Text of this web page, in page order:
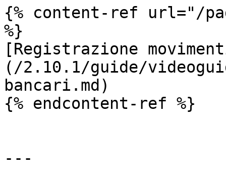
{% content-ref url="/
%}
[Registrazione
(/2.10.1/guide/
bancari.md)
{% endcontent-ref %}
---